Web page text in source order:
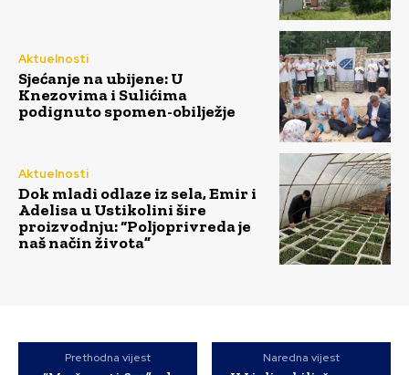
Aktuelnosti
Sjećanje na ubijene: U
Knezovima i Sulićima
podignuto spomen-obilježje
Aktuelnosti
Dok mladi odlaze iz sela, Emir i
Adelisa u Ustikolini šire
proizvodnju: “Poljoprivreda je
naš način života”
Prethodna vijest Naredna vijest